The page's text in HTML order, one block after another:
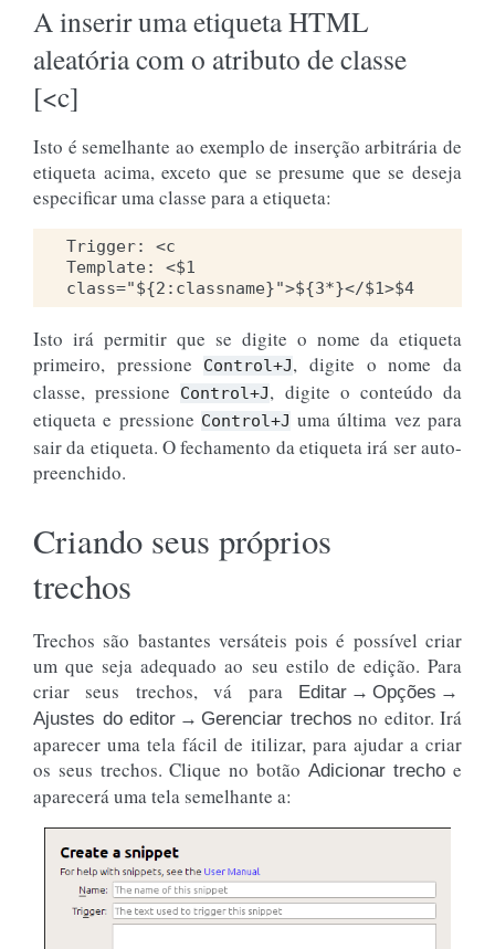
A inserir uma etiqueta HTML
aleatória com o atributo de classe
[<c]
Isto é semelhante ao exemplo de inserção arbitrária de
etiqueta acima, exceto que se presume que se deseja
especificar uma classe para a etiqueta:
Trigger: <c
Template: <$1
Isto irá permitir que se digite o nome da etiqueta
primeiro, pressione
Control+J, digite o nome da
classe, pressione
Control+J, digite o conteúdo da
etiqueta e pressione Control+J uma última vez para
sair da etiqueta. O fechamento da etiqueta irá ser auto-
preenchido.
Criando seus próprios
trechos
Trechos são bastantes versáteis pois é possível criar
um que seja adequado ao seu estilo de edição. Para
criar seus trechos, vá para
Editar → Opções →
Ajustes do editor → Gerenciar trechos no editor. Irá
aparecer uma tela fácil de itilizar, para ajudar a criar
os seus trechos. Clique no botão Adicionar trecho e
aparecerá uma tela semelhante a: